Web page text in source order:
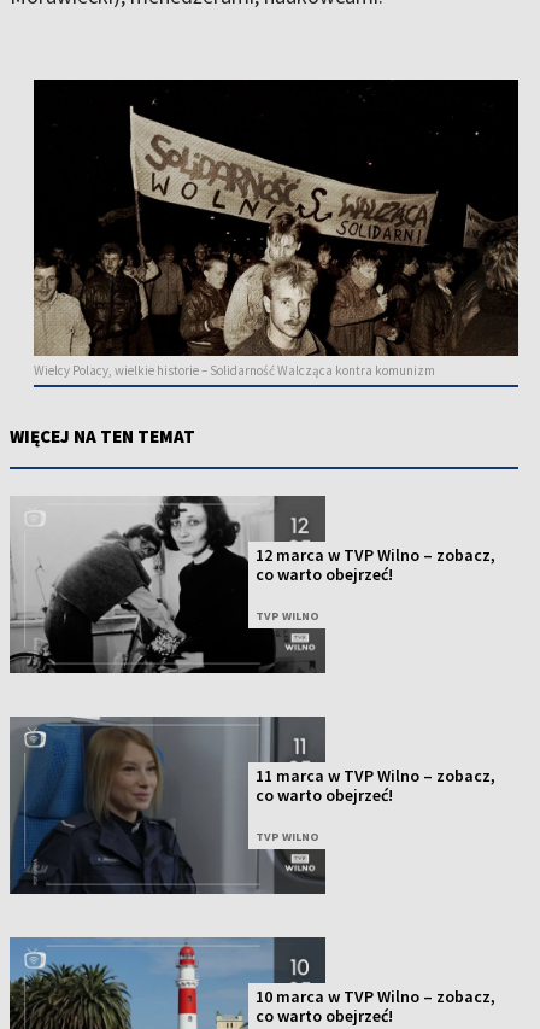
Wielcy Polacy, wielkie historie – Solidarność Walcząca kontra komunizm
WIĘCEJ NA TEN TEMAT
12 marca w TVP Wilno – zobacz,
co warto obejrzeć!
TVP WILNO
11 marca w TVP Wilno – zobacz,
co warto obejrzeć!
TVP WILNO
10 marca w TVP Wilno – zobacz,
co warto obejrzeć!